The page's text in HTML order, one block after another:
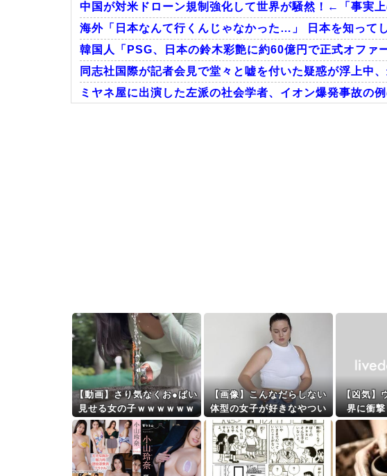
Powered by livedoor 相互RSS
中国が対米ドローン規制強化して世界が騒然！←「事実
海外「日本なんて行くんじゃなかった…」 日本を知って
韓国人「PSG、日本の鈴木彩艶に約60億円で正式オフ
同志社国際が記者会見で堂々と嘘を付いた疑惑が浮上中
ミヤネ屋に出演した左派の社会学者、イオン爆発事故の
【動画】さり気なくお●ぱい
見せる女の子ｗｗｗｗｗｗ
ｗｗｗ
【画像】こんなだらしない
体型の女子が好きなやつい
る？
【凶気】
界に衝
去 携帯
た末